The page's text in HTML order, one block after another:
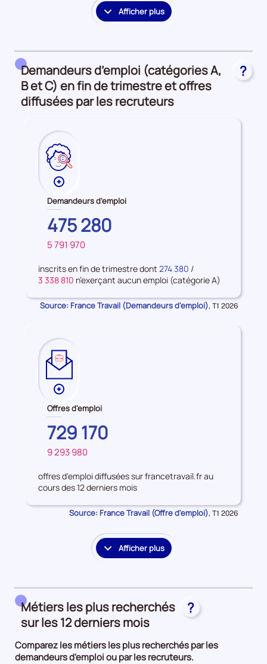
Afficher plus
le
et
accès
l'emploi
Demandeurs d’emploi (catégories A,
B et C) en fin de trimestre et offres
diffusées par les recruteurs
?
Plus
de
données
sur
les
Demandeurs
Demandeurs d'emploi
PROVENCE-
ALPES-
COTE
475 280
FRANCE
5 791 970
inscrits en fin de trimestre dont 274 380 /
3 338 810 n’exerçant aucun emploi (catégorie A)
Source: France Travail (Demandeurs d'emploi), Données
T1 2026
Plus
de
données
sur
les
Offres
Offres d'emploi
PROVENCE-
ALPES-
COTE
729 170
FRANCE
9 293 980
offres d'emploi diffusées sur francetravail.fr au
cours des 12 derniers mois
Source: France Travail (Offre d'emploi), Données
T1 2026
Afficher plus
le
et
accès
l'emploi
Métiers les plus recherchés
sur les 12 derniers mois
?
Comparez les métiers les plus recherchés par les
demandeurs d'emploi ou par les recruteurs.